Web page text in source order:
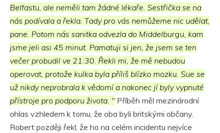
Belfastu, ale neměli tam žádné lékaře. Sestřička se na
nás podívala a řekla. Tady pro vás nemůžeme nic udělat,
pane. Potom nás sanitka odvezla do Middelburgu, kam
jsme jeli asi 45 minut. Pamatuji si jen, že jsem se ten
večer probudil ve 21:30. Řekli mi, že mě nebudou
operovat, protože kulka byla příliš blízko mozku. Sue se
už nikdy neprobrala k vědomí a nakonec jí byly vypnuté
přístroje pro podporu života. " Příběh měl mezinárodní
ohlas vzhledem k tomu, že oba byli britskými občany.
Robert později řekl, že ho na celém incidentu nejvíce